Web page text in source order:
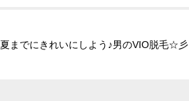
夏までにきれいにしよう♪男のVIO脱毛☆彡